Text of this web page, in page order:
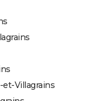
Villagrains